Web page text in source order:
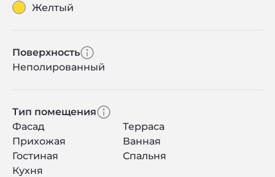
Желтый
Поверхность
Неполированный
Тип помещения
Фасад
Терраса
Прихожая
Ванная
Гостиная
Спальня
Кухня